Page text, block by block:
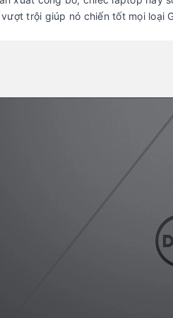
trội giúp nó chiến tốt mọi loại